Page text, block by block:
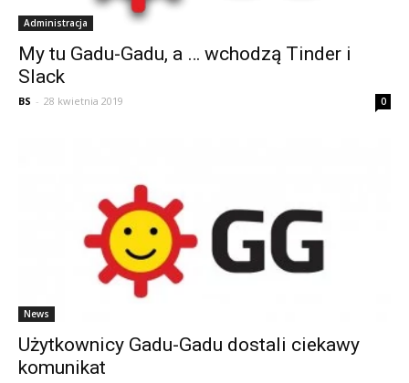
Administracja
My tu Gadu-Gadu, a … wchodzą Tinder i
Slack
BS - 28 kwietnia 2019 0
News
Użytkownicy Gadu-Gadu dostali ciekawy
komunikat